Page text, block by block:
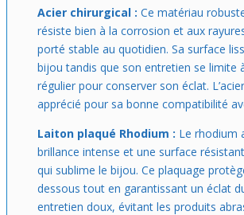
Acier chirurgical : Ce matériau
résiste bien à la corrosion et aux
porté stable au quotidien. Sa surface
bijou tandis que son entretien se limite
régulier pour conserver son éclat.
apprécié pour sa bonne compatibilité
Laiton plaqué Rhodium : Le rhodium
brillance intense et une surface
qui sublime le bijou. Ce plaquage
dessous tout en garantissant un éclat
entretien doux, évitant les produits